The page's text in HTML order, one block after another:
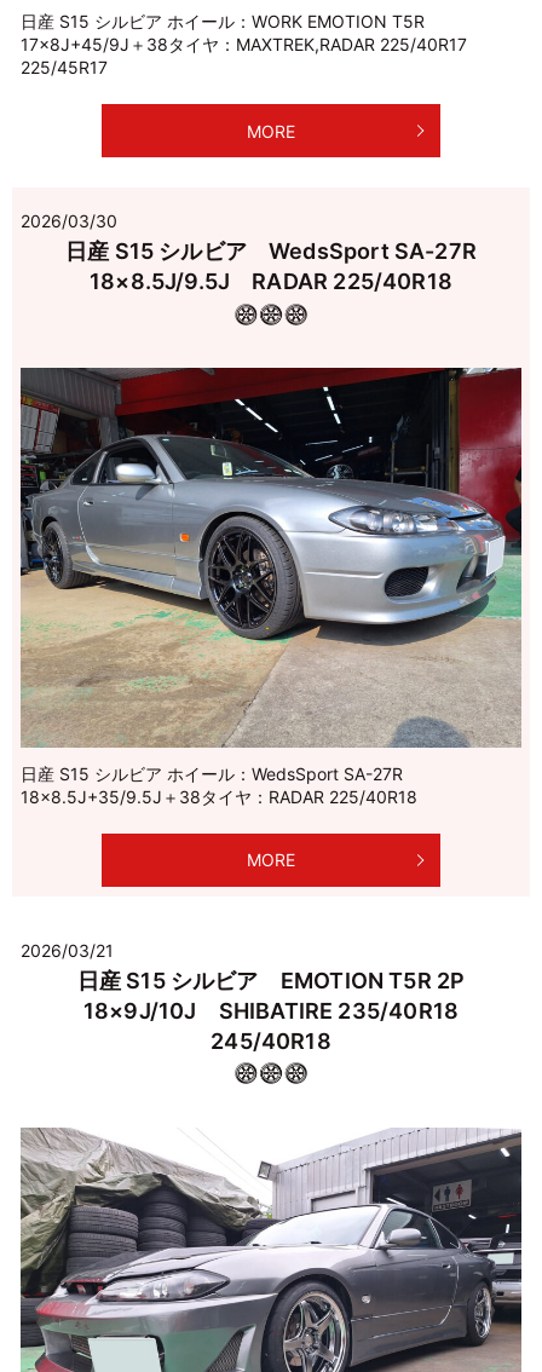
日産 S15 シルビア ホイール：WORK EMOTION T5R
17×8J+45/9J＋38タイヤ：MAXTREK,RADAR 225/40R17
225/45R17
MORE
2026/03/30
日産 S15 シルビア WedsSport SA-27R
18×8.5J/9.5J RADAR 225/40R18
日産 S15 シルビア ホイール：WedsSport SA-27R
18×8.5J+35/9.5J＋38タイヤ：RADAR 225/40R18
MORE
2026/03/21
日産 S15 シルビア EMOTION T5R 2P
18×9J/10J SHIBATIRE 235/40R18
245/40R18